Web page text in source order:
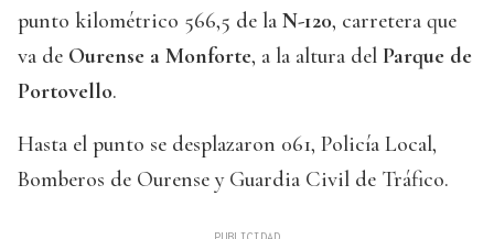
punto kilométrico 566,5 de la N-120, carretera que
va de Ourense a Monforte, a la altura del Parque de
Portovello.
Hasta el punto se desplazaron 061, Policía Local,
Bomberos de Ourense y Guardia Civil de Tráfico.